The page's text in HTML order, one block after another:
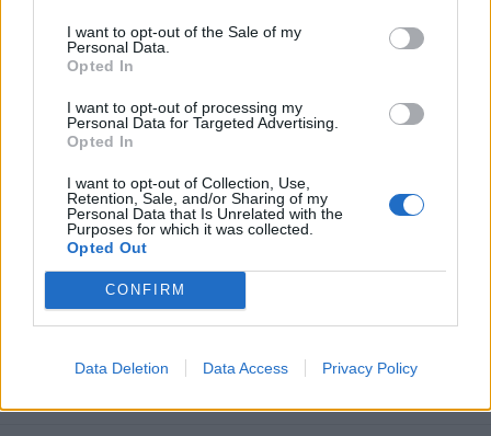
I want to opt-out of the Sale of my
Personal Data.
Opted In
I want to opt-out of processing my
Personal Data for Targeted Advertising.
Opted In
I want to opt-out of Collection, Use,
Retention, Sale, and/or Sharing of my
Personal Data that Is Unrelated with the
Purposes for which it was collected.
Opted Out
CONFIRM
Data Deletion Data Access Privacy Policy
news
Canicule : les conseils
essentiels des
Santé
Éclipse du 12 août :
attention à la pénurie de
révolutionnaire pour